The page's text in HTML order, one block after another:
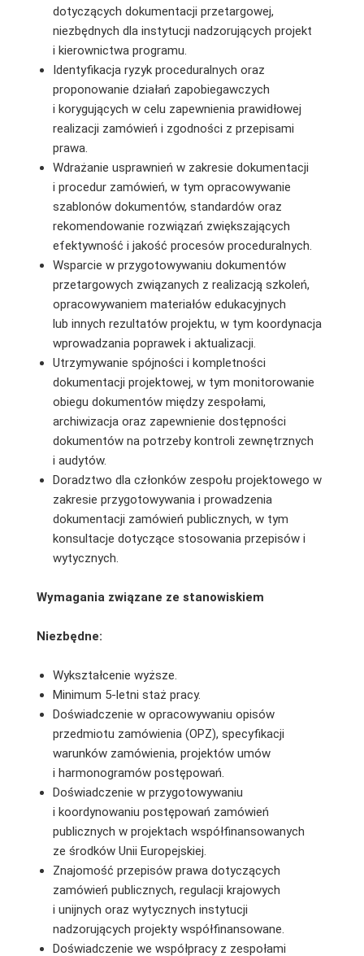
dotyczących dokumentacji przetargowej,
niezbędnych dla instytucji nadzorujących projekt
i kierownictwa programu.
Identyfikacja ryzyk proceduralnych oraz
proponowanie działań zapobiegawczych
i korygujących w celu zapewnienia prawidłowej
realizacji zamówień i zgodności z przepisami
prawa.
Wdrażanie usprawnień w zakresie dokumentacji
i procedur zamówień, w tym opracowywanie
szablonów dokumentów, standardów oraz
rekomendowanie rozwiązań zwiększających
efektywność i jakość procesów proceduralnych.
Wsparcie w przygotowywaniu dokumentów
przetargowych związanych z realizacją szkoleń,
opracowywaniem materiałów edukacyjnych
lub innych rezultatów projektu, w tym koordynacja
wprowadzania poprawek i aktualizacji.
Utrzymywanie spójności i kompletności
dokumentacji projektowej, w tym monitorowanie
obiegu dokumentów między zespołami,
archiwizacja oraz zapewnienie dostępności
dokumentów na potrzeby kontroli zewnętrznych
i audytów.
Doradztwo dla członków zespołu projektowego w
zakresie przygotowywania i prowadzenia
dokumentacji zamówień publicznych, w tym
konsultacje dotyczące stosowania przepisów i
wytycznych.
Wymagania związane ze stanowiskiem
Niezbędne:
Wykształcenie wyższe.
Minimum 5-letni staż pracy.
Doświadczenie w opracowywaniu opisów
przedmiotu zamówienia (OPZ), specyfikacji
warunków zamówienia, projektów umów
i harmonogramów postępowań.
Doświadczenie w przygotowywaniu
i koordynowaniu postępowań zamówień
publicznych w projektach współfinansowanych
ze środków Unii Europejskiej.
Znajomość przepisów prawa dotyczących
zamówień publicznych, regulacji krajowych
i unijnych oraz wytycznych instytucji
nadzorujących projekty współfinansowane.
Doświadczenie we współpracy z zespołami